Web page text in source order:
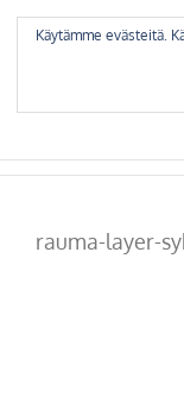
rauma-layer-
Käytämme evästeitä.